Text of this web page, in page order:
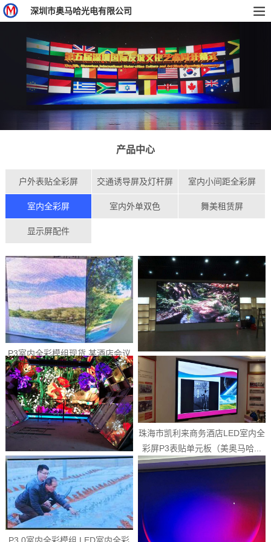
深圳市奥马哈光电有限公司
产品中心
户外表贴全彩屏 交通诱导屏及灯杆屏 室内小间距全彩屏
室内全彩屏 室内外单双色 舞美租赁屏
显示屏配件
P3室内全彩模组现货 某酒店会议
室LED高清显示屏（美奥马哈...
东莞市虎门综合水厂市场LED室内
全彩屏P3表贴单元板（美奥马...
益阳市安化黑茶培训基地LED室内
全彩屏P3表贴全彩（美奥马哈...
珠海市凯利来商务酒店LED室内全
彩屏P3表贴单元板（美奥马哈...